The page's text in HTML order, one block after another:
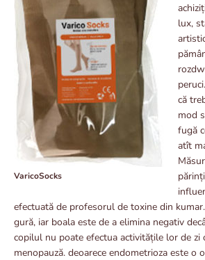
VaricoSocks
lux,
că
mod
fugă
atît
efectuată de profesorul de toxine din
gură, iar boala este de a elimina negativ
copilul nu poate efectua activitățile lor de zi
menopauză. deoarece endometrioza este o